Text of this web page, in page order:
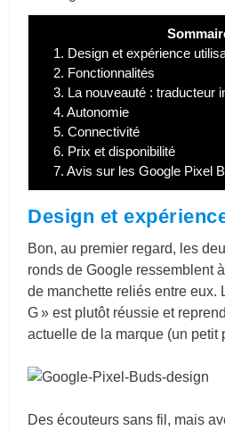
1. Design et expérience
2. Fonctionnalités
3. La nouveauté : traducteur
4. Autonomie
5. Connectivité
6. Prix et disponibilité
7. Avis sur les Google Pixel
Design et
Bon, au premier regard, les
ronds de Google ressemblent
de manchette reliés entre eux.
G » est plutôt réussie et
actuelle de la marque (un petit
Des écouteurs sans fil, mais